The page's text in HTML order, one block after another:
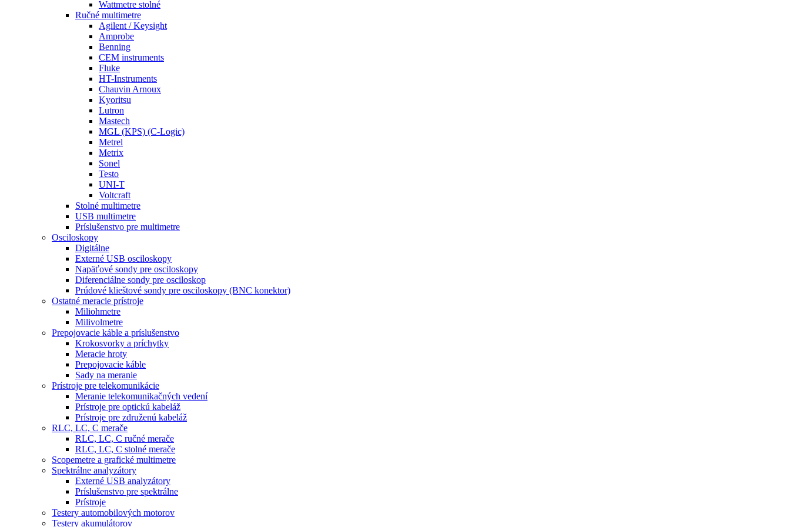
Wattmetre stolné
Ručné multimetre
Agilent / Keysight
Amprobe
Benning
CEM instruments
Fluke
HT-Instruments
Chauvin Arnoux
Kyoritsu
Lutron
Mastech
MGL (KPS) (C-Logic)
Metrel
Metrix
Sonel
Testo
UNI-T
Voltcraft
Stolné multimetre
USB multimetre
Príslušenstvo pre multimetre
Osciloskopy
Digitálne
Externé USB osciloskopy
Napäťové sondy pre osciloskopy
Diferenciálne sondy pre osciloskop
Prúdové klieštové sondy pre osciloskopy (BNC konektor)
Ostatné meracie prístroje
Miliohmetre
Milivolmetre
Prepojovacie káble a príslušenstvo
Krokosvorky a príchytky
Meracie hroty
Prepojovacie káble
Sady na meranie
Prístroje pre telekomunikácie
Meranie telekomunikačných vedení
Prístroje pre optickú kabeláž
Prístroje pre združenú kabeláž
RLC, LC, C merače
RLC, LC, C ručné merače
RLC, LC, C stolné merače
Scopemetre a grafické multimetre
Spektrálne analyzátory
Externé USB analyzátory
Príslušenstvo pre spektrálne
Prístroje
Testery automobilových motorov
Testery akumulátorov